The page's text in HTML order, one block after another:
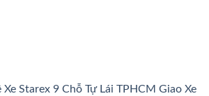
Xe Starex 9 Chỗ Tự Lái TPHCM Giao Xe